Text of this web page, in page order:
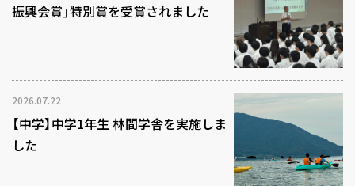
振興会賞」特別賞を受賞されました
2026.07.22
【中学】中学1年生 林間学舎を実施しま
した